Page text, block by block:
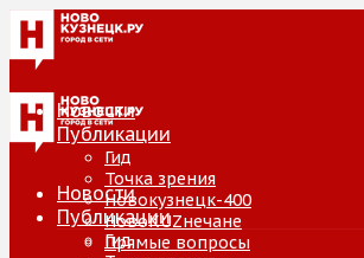
Новости
Публикации
Гид
Точка зрения
Новокузнецк-400
НовоKUZнечане
Прямые вопросы
Новости
Публикации
Гид